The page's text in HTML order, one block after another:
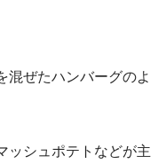
混ぜたハンバーグのよ
ッシュポテトなどが主